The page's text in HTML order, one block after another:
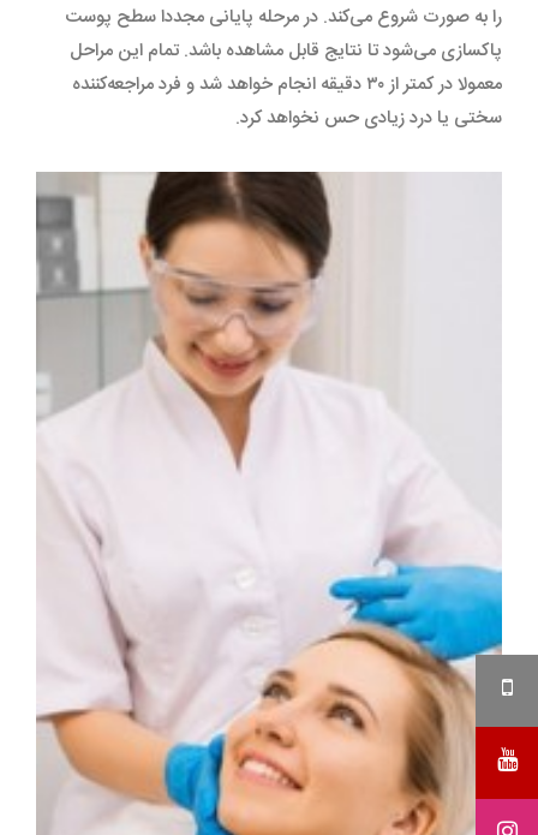
را به صورت شروع می‌کند. در مرحله پایانی مجددا سطح پوست
پاکسازی می‌شود تا نتایج قابل مشاهده باشد. تمام این مراحل
معمولا در کمتر از ۳۰ دقیقه انجام خواهد شد و فرد مراجعه‌کننده
سختی یا درد زیادی حس نخواهد کرد.